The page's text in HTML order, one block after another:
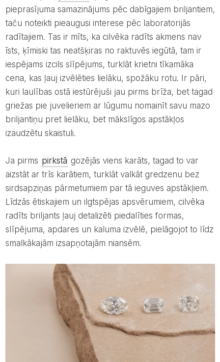
pieprasījuma samazinājums pēc dabīgajiem briljantiem,
taču noteikti pieaugusi interese pēc laboratorijās
radītajiem. Tas ir mīts, ka cilvēka radīts akmens nav
īsts, ķīmiski tas neatšķiras no raktuvēs iegūtā, tam ir
iespējams izcils slīpējums, turklāt krietni tīkamāka
cena, kas ļauj izvēlēties lielāku, spožāku rotu. Ir pāri,
kuri laulības ostā iestūrējuši jau pirms brīža, bet tagad
griežas pie juvelieriem ar lūgumu nomainīt savu mazo
briljantiņu pret lielāku, bet mākslīgos apstākļos
izaudzētu skaistuli.
Ja pirms pirkstā gozējās viens karāts, tagad to var
aizstāt ar trīs karātiem, turklāt valkāt gredzenu bez
sirdsapziņas pārmetumiem par tā ieguves apstākļiem.
Līdzās ētiskajiem un ilgtspējas apsvērumiem, cilvēka
radīts briljants ļauj detalizēti piedalīties formas,
slīpējuma, apdares un kaluma izvēlē, pielāgojot to līdz
smalkākajām izsapņotajām niansēm.